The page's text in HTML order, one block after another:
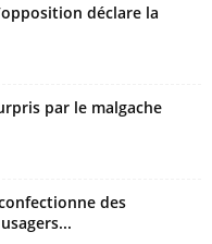
déclare la
par le malgache
des